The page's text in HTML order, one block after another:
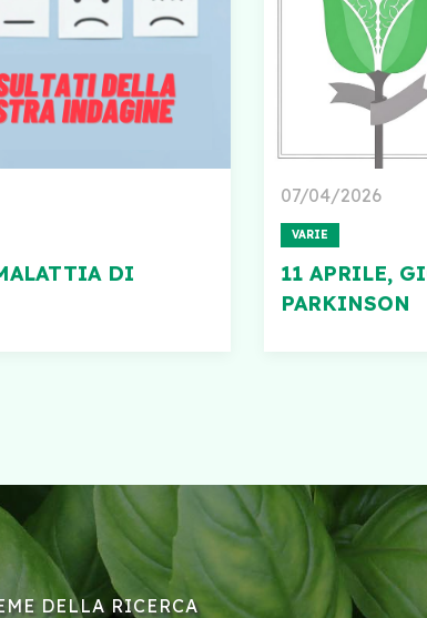
DI
07/04/2026
VARIE
11 APRILE,
PARKINSON
DELLA RICERCA